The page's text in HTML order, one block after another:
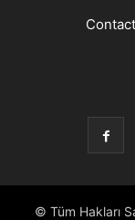
© Tüm Hakları